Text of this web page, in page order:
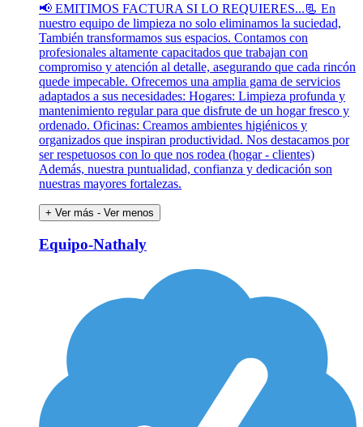
📢 EMITIMOS FACTURA SI LO REQUIERES...📃 En
nuestro equipo de limpieza no solo eliminamos la suciedad,
También transformamos sus espacios. Contamos con
profesionales altamente capacitados que trabajan con
compromiso y atención al detalle, asegurando que cada rincón
quede impecable. Ofrecemos una amplia gama de servicios
adaptados a sus necesidades: Hogares: Limpieza profunda y
mantenimiento regular para que disfrute de un hogar fresco y
ordenado. Oficinas: Creamos ambientes higiénicos y
organizados que inspiran productividad. Nos destacamos por
ser respetuosos con lo que nos rodea (hogar - clientes)
Además, nuestra puntualidad, confianza y dedicación son
nuestras mayores fortalezas.
+ Ver más - Ver menos
Equipo-Nathaly